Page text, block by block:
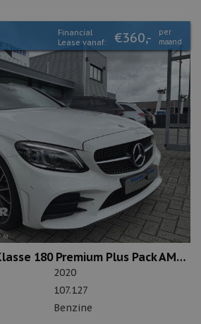
Financial
Lease vanaf:
€360,-
per
maand
Mercedes-Benz C-Klasse 180 Premium Plus Pack AMG-line
2020
107.127
Benzine